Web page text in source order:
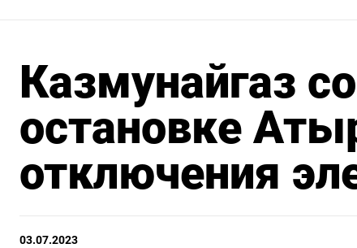
Казмунайгаз
остановке
отключения
03.07.2023